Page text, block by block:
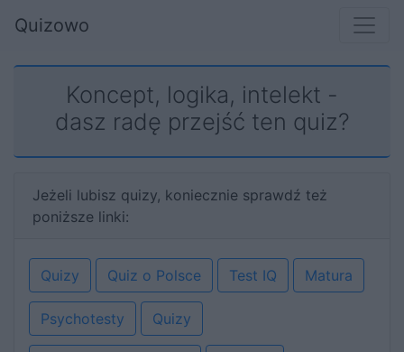
Quizowo
Koncept, logika, intelekt -
dasz radę przejść ten quiz?
Jeżeli lubisz quizy, koniecznie sprawdź też
poniższe linki:
Quizy Quiz o Polsce Test IQ Matura
Psychotesty Quizy